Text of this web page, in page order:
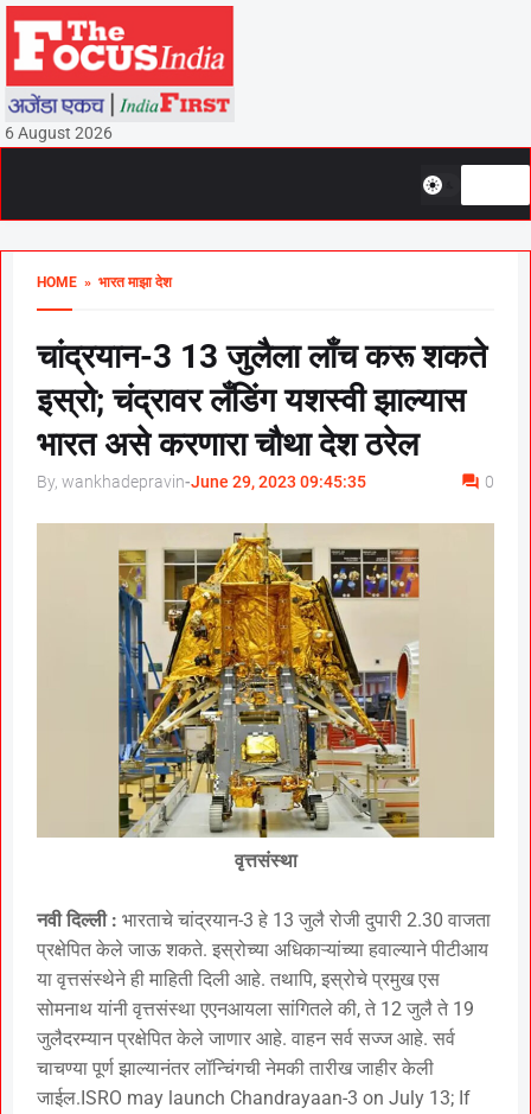
6 August 2026
HOME » भारत माझा देश
चांद्रयान-3 13 जुलैला लाँच करू शकते
इस्रो; चंद्रावर लँडिंग यशस्वी झाल्यास
भारत असे करणारा चौथा देश ठरेल
By, wankhadepravin-June 29, 2023 09:45:35 0
वृत्तसंस्था
नवी दिल्ली : भारताचे चांद्रयान-3 हे 13 जुलै रोजी दुपारी 2.30 वाजता
प्रक्षेपित केले जाऊ शकते. इस्रोच्या अधिकाऱ्यांच्या हवाल्याने पीटीआय
या वृत्तसंस्थेने ही माहिती दिली आहे. तथापि, इस्रोचे प्रमुख एस
सोमनाथ यांनी वृत्तसंस्था एएनआयला सांगितले की, ते 12 जुलै ते 19
जुलैदरम्यान प्रक्षेपित केले जाणार आहे. वाहन सर्व सज्ज आहे. सर्व
चाचण्या पूर्ण झाल्यानंतर लॉन्चिंगची नेमकी तारीख जाहीर केली
जाईल.ISRO may launch Chandrayaan-3 on July 13; If